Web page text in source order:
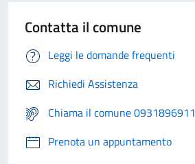
Contatta il comune
Leggi le domande frequenti
Richiedi Assistenza
Chiama il comune 0931896911
Prenota un appuntamento